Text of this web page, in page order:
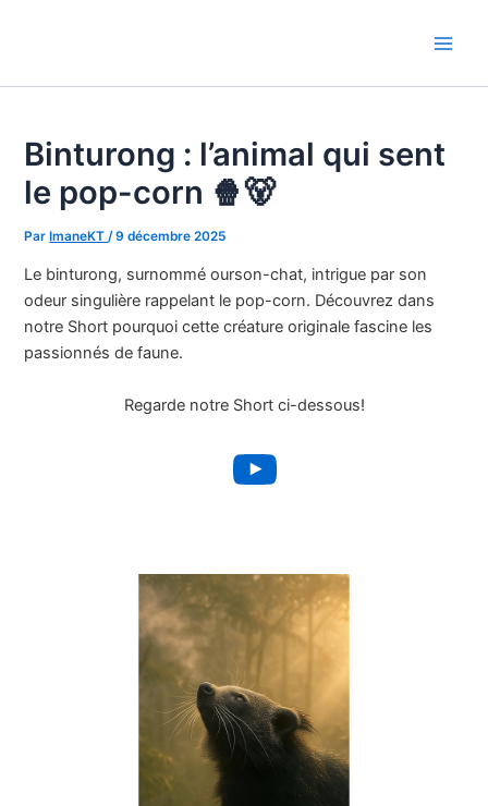
Binturong : l’animal qui sent
le pop-corn 🍿🐻
ParImaneKT /9 décembre 2025
Le binturong, surnommé ourson-chat, intrigue par son
odeur singulière rappelant le pop-corn. Découvrez dans
notre Short pourquoi cette créature originale fascine les
passionnés de faune.
Regarde notre Short ci-dessous!
YouTube